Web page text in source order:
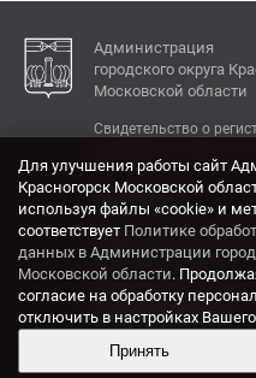
Администрация
городского округа
Московской области
Свидетельство о
КОНТАКТЫ
Адрес: 143404,
ул. Ленина, дом 4.
Электронная почта:
krasrn@mosreg.ru
Разработка и поддержка сайта
Для улучшения работы сайт
Красногорск Московской
используя файлы «cookie» и
соответствует Политике
данных в Администрации
Московской области.
согласие на обработку
отключить в настройках
Принять